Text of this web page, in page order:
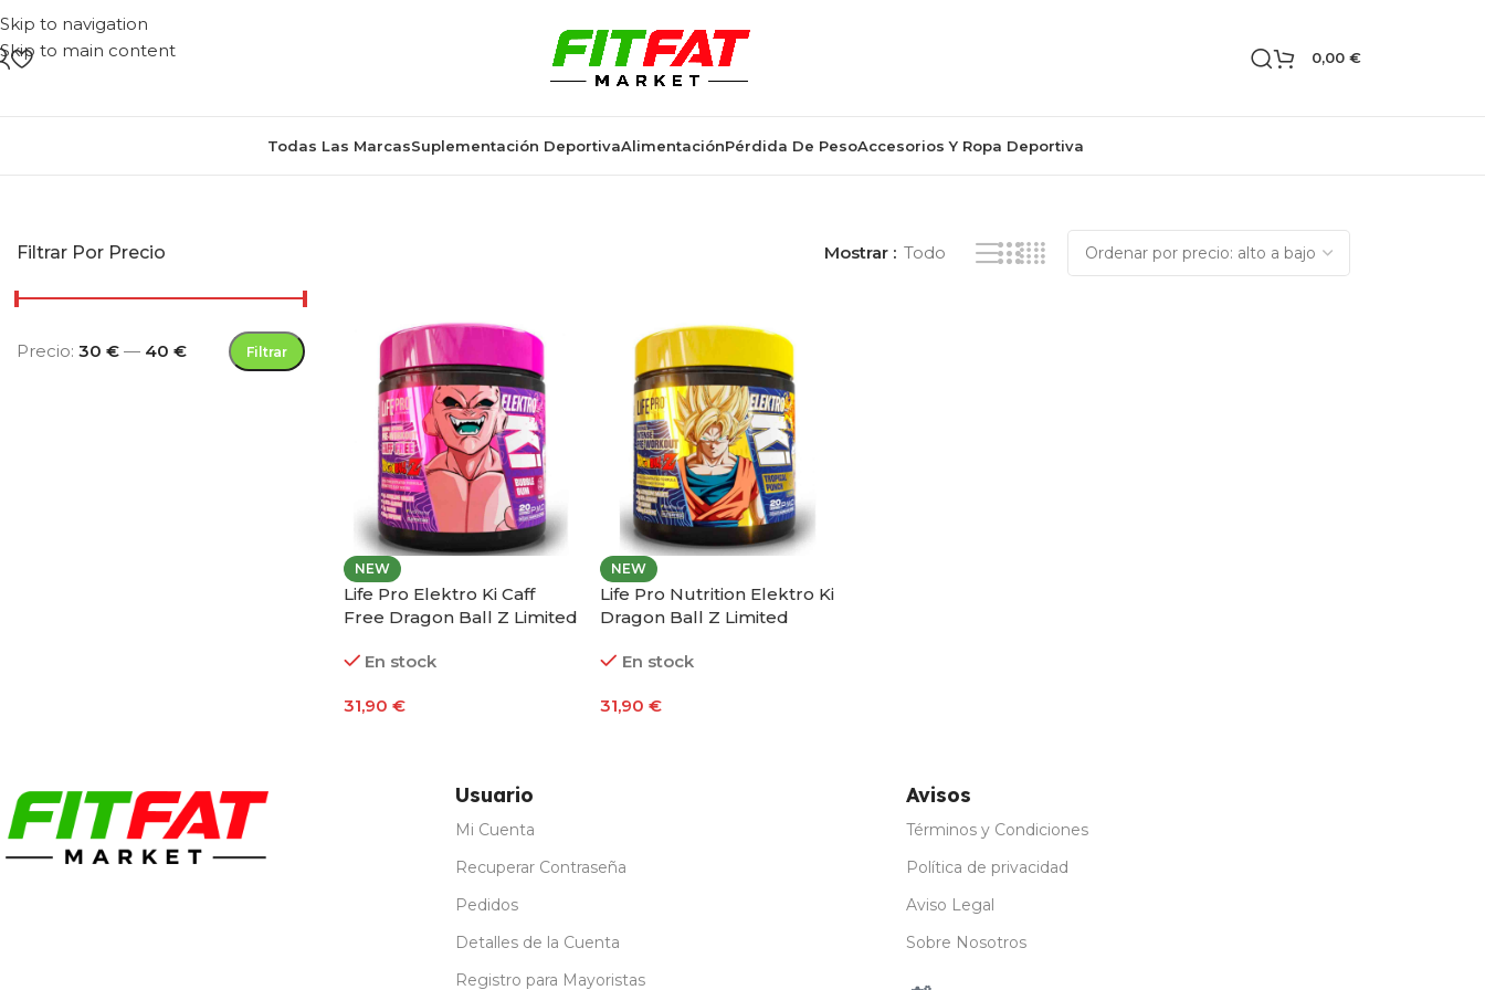
Skip to navigation
Skip to main content
0,00 €
Todas Las MarcasSuplementación DeportivaAlimentaciónPérdida De PesoAccesorios Y Ropa Deportiva
Filtrar Por Precio
Filtrar
Precio: 30 € — 40 €
Mostrar Todo
NEW
Life Pro Elektro Ki Caff
Free Dragon Ball Z Limited
En stock
31,90 €
NEW
Life Pro Nutrition Elektro Ki
Dragon Ball Z Limited
En stock
31,90€
Usuario
Mi Cuenta
Recuperar Contraseña
Pedidos
Detalles de la Cuenta
Registro para Mayoristas
Avisos
Términos y Condiciones
Política de privacidad
Aviso Legal
Sobre Nosotros